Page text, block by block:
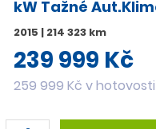
kW Tažné
2015 | 214 323 km
239 999 Kč
259 999 Kč v hotovosti